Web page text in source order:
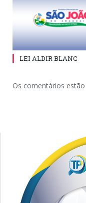
LEI ALDIR BLANC
Os comentários